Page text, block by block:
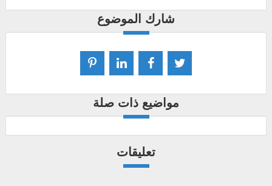
شارك الموضوع
مواضيع ذات صلة
تعليقات